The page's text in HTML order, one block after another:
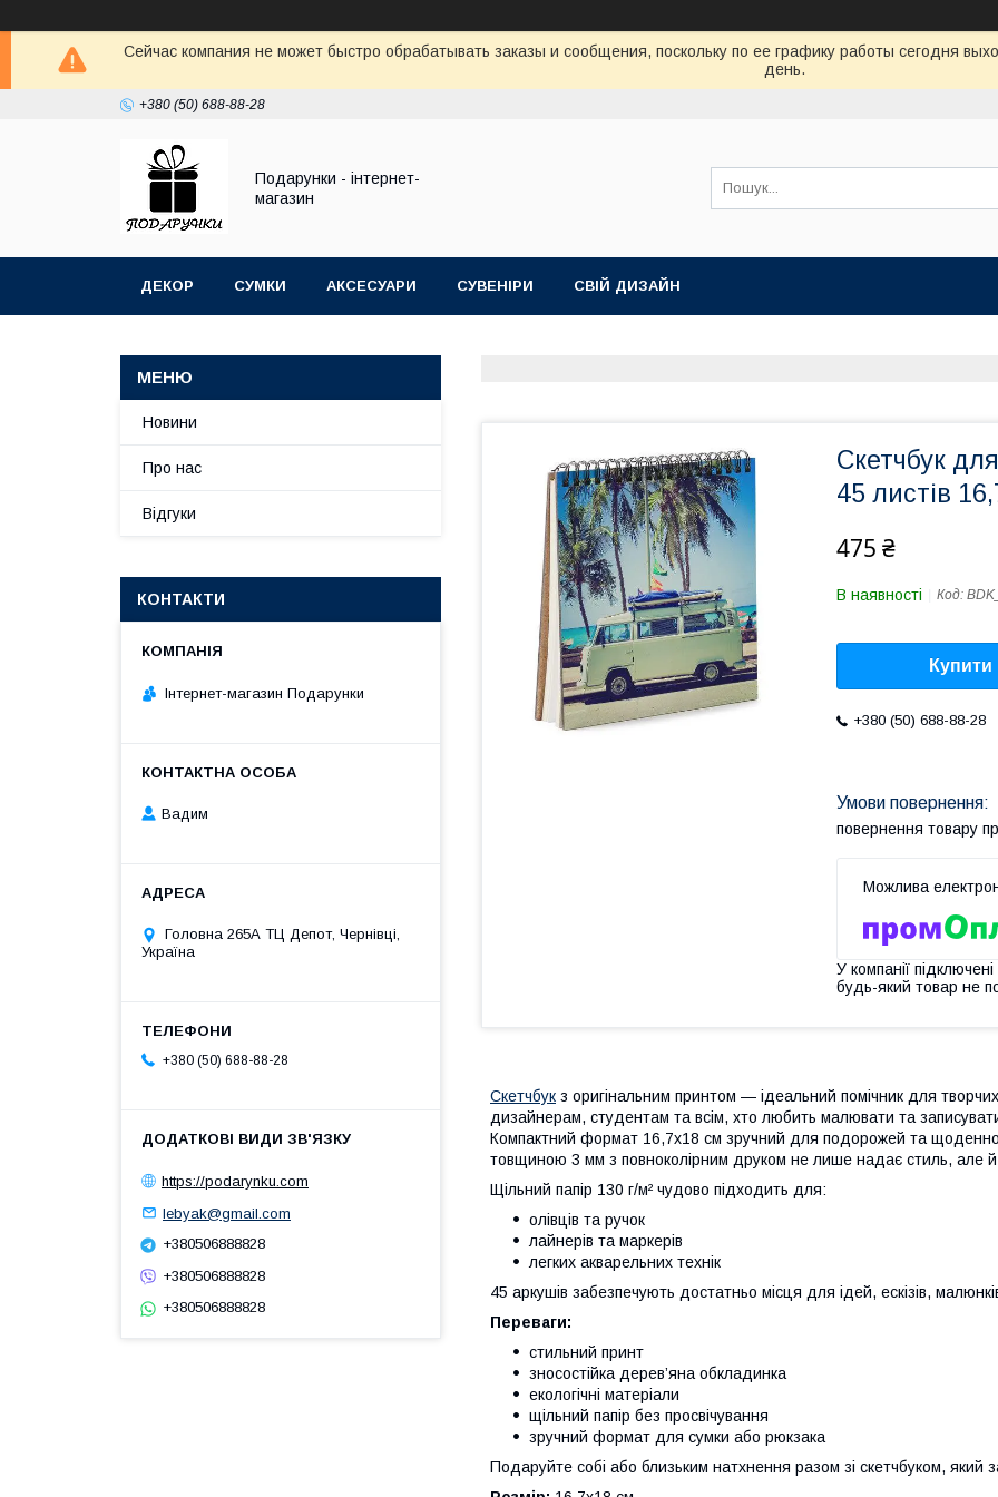
Сейчас компания не может быстро обрабатывать заказы и сообщения, поскольку по ее графику работы сегодня
день.
+380 (50) 688-88-28
Подарунки - інтернет-
магазин
ДЕКОР СУМКИ АКСЕСУАРИ СУВЕНІРИ СВІЙ ДИЗАЙН
Скетчбук
45 листів
475 ₴
В наявності Код:
Купити
+380 (50) 688-88-28
повернення товару
У компанії
будь-який товар не
Скетчбук з оригінальним принтом — ідеальний помічник для
дизайнерам, студентам та всім, хто любить малювати та
Компактний формат 16,7х18 см зручний для подорожей та
товщиною 3 мм з повноколірним друком не лише надає стиль, але й
Щільний папір 130 г/м² чудово підходить для:
олівців та ручок
лайнерів та маркерів
легких акварельних технік
45 аркушів забезпечують достатньо місця для ідей, ескізів,
Переваги:
стильний принт
зносостійка дерев’яна обкладинка
екологічні матеріали
щільний папір без просвічування
зручний формат для сумки або рюкзака
Подаруйте собі або близьким натхнення разом зі скетчбуком, який
Новини
Про нас
Відгуки
КОНТАКТИ
Інтернет-магазин Подарунки
Вадим
Головна 265А ТЦ Депот, Чернівці,
Україна
+380 (50) 688-88-28
https://podarynku.com
lebyak@gmail.com
+380506888828
+380506888828
+380506888828